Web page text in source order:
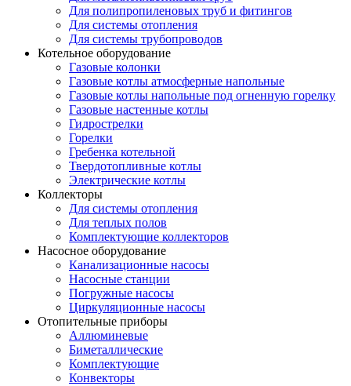
Для полипропиленовых труб и фитингов
Для системы отопления
Для системы трубопроводов
Котельное оборудование
Газовые колонки
Газовые котлы атмосферные напольные
Газовые котлы напольные под огненную горелку
Газовые настенные котлы
Гидрострелки
Горелки
Гребенка котельной
Твердотопливные котлы
Электрические котлы
Коллекторы
Для системы отопления
Для теплых полов
Комплектующие коллекторов
Насосное оборудование
Канализационные насосы
Насосные станции
Погружные насосы
Циркуляционные насосы
Отопительные приборы
Аллюминевые
Биметаллические
Комплектующие
Конвекторы